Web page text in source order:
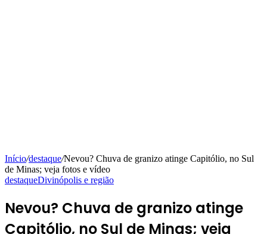
Início/destaque/Nevou? Chuva de granizo atinge Capitólio, no Sul
de Minas; veja fotos e vídeo
destaqueDivinópolis e região
Nevou? Chuva de granizo atinge
Capitólio, no Sul de Minas; veja